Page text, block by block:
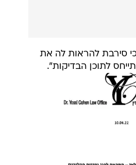
סירבת להראות לה את
לתוכן הבדיקות".